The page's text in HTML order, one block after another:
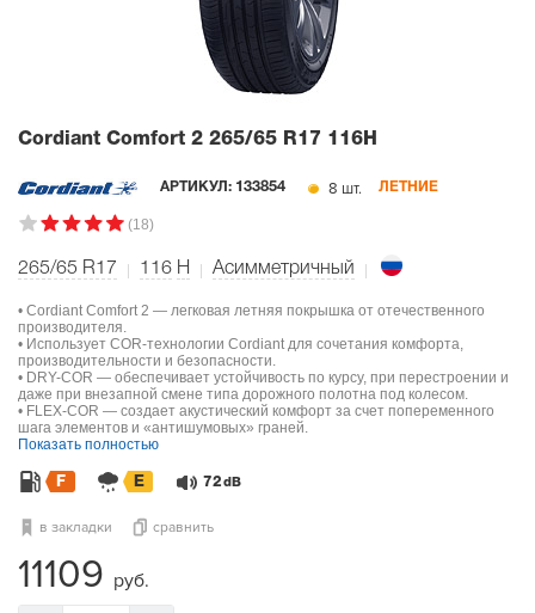
Cordiant Comfort 2 265/65 R17 116H
АРТИКУЛ: 133854 8 шт. ЛЕТНИЕ
(18)
265/65 R17 116 H Асимметричный
• Cordiant Comfort 2 — легковая летняя покрышка от отечественного
производителя.
• Использует COR-технологии Cordiant для сочетания комфорта,
производительности и безопасности.
• DRY-COR — обеспечивает устойчивость по курсу, при перестроении и
даже при внезапной смене типа дорожного полотна под колесом.
• FLEX-COR — создает акустический комфорт за счет попеременного
шага элементов и «антишумовых» граней.
Показать полностью
F E 72 dB
в закладки сравнить
11109 руб.